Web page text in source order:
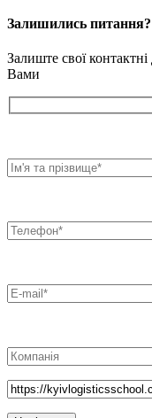
Залишились питання?
Залиште свої
Вами